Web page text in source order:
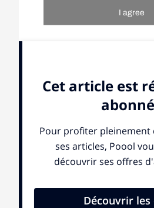
I agree
Click 'I agree' to
I agree
Photojournalistes syriens,